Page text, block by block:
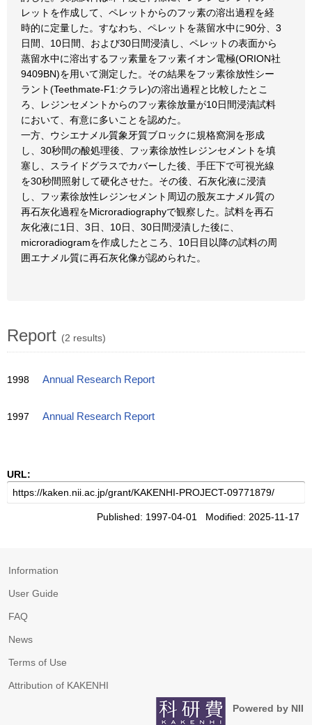
レットを作成して、ペレットからのフッ素の溶出過程を経
時的に定量した。すなわち、ペレットを蒸留水中に90分、3
日間、10日間、および30日間浸漬し、ペレットの表面から
蒸留水中に溶出するフッ素量をフッ素イオン電極(ORION社
9409BN)を用いて測定した。その結果をフッ素徐放性シー
ラント(Teethmate-F1:クラレ)の溶出過程と比較したとこ
ろ、レジンセメントからのフッ素徐放量が10日間浸漬試料
において、有意に多いことを認めた。
一方、ウシエナメル質象牙質ブロックに規格窩洞を形成
し、30秒間の酸処理後、フッ素徐放性レジンセメントを填
塞し、スライドグラスでカバーした後、手圧下で可視光線
を30秒間照射して硬化させた。その後、石灰化液に浸漬
し、フッ素徐放性レジンセメント周辺の股灰エナメル質の
再石灰化過程をMicroradiographyで観察した。試料を再石
灰化液に1日、3日、10日、30日間浸漬した後に、
microradiogramを作成したところ、10日目以降の試料の周
囲エナメル質に再石灰化像が認められた。
Report (2 results)
1998 Annual Research Report
1997 Annual Research Report
URL:
Published: 1997-04-01 Modified: 2025-11-17
Information
User Guide
FAQ
News
Terms of Use
Attribution of KAKENHI
Powered by NII